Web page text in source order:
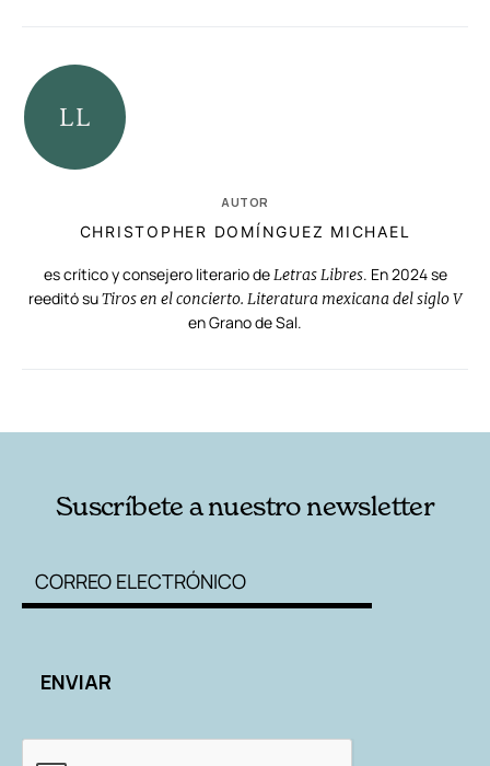
AUTOR
CHRISTOPHER DOMÍNGUEZ MICHAEL
es crítico y consejero literario deLetras Libres. En 2024 se
reeditó suTiros en el concierto. Literatura mexicana del siglo V
en Grano de Sal.
Suscríbete a nuestro newsletter